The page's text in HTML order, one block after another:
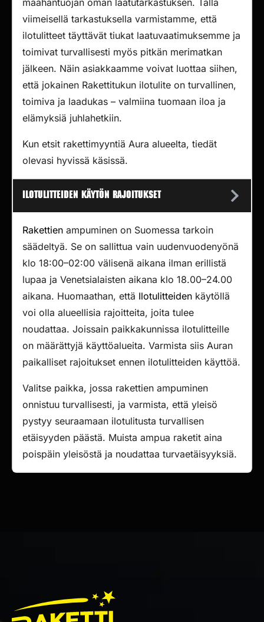
maahantuojan oman laatutarkastuksen. Tällä
viimeisellä tarkastuksella varmistamme, että
ilotulitteet täyttävät tiukat laatuvaatimuksemme ja
toimivat turvallisesti myös pitkän merimatkan
jälkeen. Näin asiakkaamme voivat luottaa siihen,
että jokainen Rakettitukun ilotulite on turvallinen,
toimiva ja laadukas – valmiina tuomaan iloa ja
elämyksiä juhlahetkiin.
Kun etsit rakettimyyntiä Aura alueelta, tiedät
olevasi hyvissä käsissä.
Ilotulitteiden käytön rajoitukset
Rakettien ampuminen on Suomessa tarkoin
säädeltyä. Se on sallittua vain uudenvuodenyönä
klo 18:00–02:00 välisenä aikana ilman erillistä
lupaa ja Venetsialaisten aikana klo 18.00–24.00
aikana. Huomaathan, että Ilotulitteiden käytöllä
voi olla alueellisia rajoitteita, joita tulee
noudattaa. Joissain paikkakunnissa ilotulitteille
on määrättyjä käyttöalueita. Varmista siis Auran
paikalliset rajoitukset ennen ilotulitteiden käyttöä.
Valitse paikka, jossa rakettien ampuminen
onnistuu turvallisesti, ja varmista, että yleisö
pystyy seuraamaan ilotulitusta turvallisen
etäisyyden päästä. Muista ampua raketit aina
poispäin yleisöstä ja noudattaa turvaetäisyyksiä.